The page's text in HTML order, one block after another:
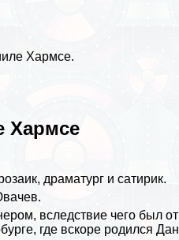
Хармсе.
Хармсе
драматург и сатирик.
вследствие чего был
, где вскоре родился